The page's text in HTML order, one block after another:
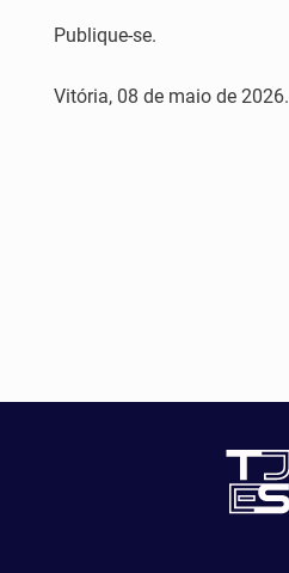
Publique-se.
Vitória, 08 de maio de 2026.